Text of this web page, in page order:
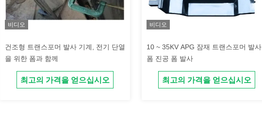
비디오
건조형 트랜스포머 발사 기계, 전기 단열
을 위한 폼과 함께
최고의 가격을 얻으십시오
비디오
10 ~ 35KV APG 잠재 트랜스포머 발사
폼 진공 폼 발사
최고의 가격을 얻으십시오